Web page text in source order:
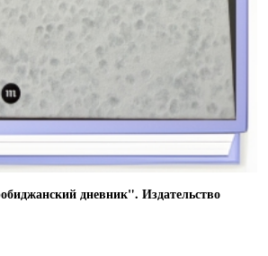
дневник". Издательство